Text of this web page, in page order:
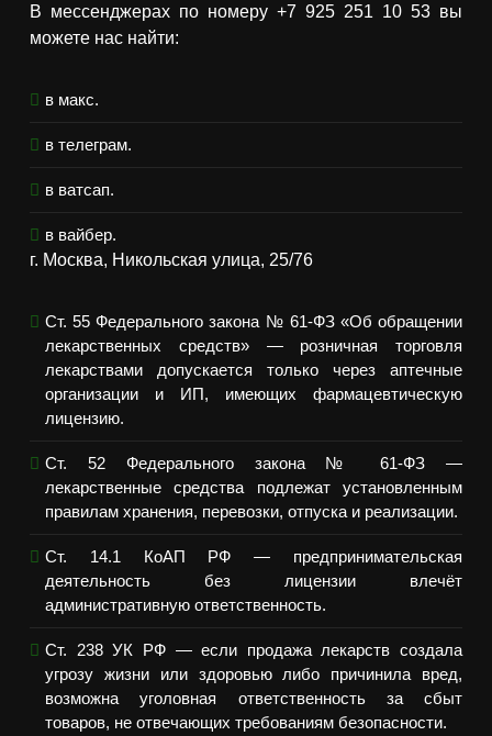
В мессенджерах по номеру +7 925 251 10 53 вы
можете нас найти:
в макс.
в телеграм.
в ватсап.
в вайбер.
г. Москва, Никольская улица, 25/76
Ст. 55 Федерального закона № 61-ФЗ «Об обращении
лекарственных средств» — розничная торговля
лекарствами допускается только через аптечные
организации и ИП, имеющих фармацевтическую
лицензию.
Ст. 52 Федерального закона № 61-ФЗ —
лекарственные средства подлежат установленным
правилам хранения, перевозки, отпуска и реализации.
Ст. 14.1 КоАП РФ — предпринимательская
деятельность без лицензии влечёт
административную ответственность.
Ст. 238 УК РФ — если продажа лекарств создала
угрозу жизни или здоровью либо причинила вред,
возможна уголовная ответственность за сбыт
товаров, не отвечающих требованиям безопасности.